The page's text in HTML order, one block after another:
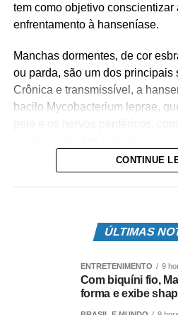
tem como objetivo conscientizar
enfrentamento à hanseníase.
Manchas dormentes, de cor
ou parda, são um dos principais
Crônica e transmissível, a
bacilo Mycobacterium leprae,
Sem tratamento adequado, a
incapacitante, principal
Por isso é importante alertar a
serviços de saúde o quanto
tratamento e cura da doença,
CONTINUE
ÚLTIMAS
ENTRETENIMENTO 9
Com biquíni fio,
forma e exibe